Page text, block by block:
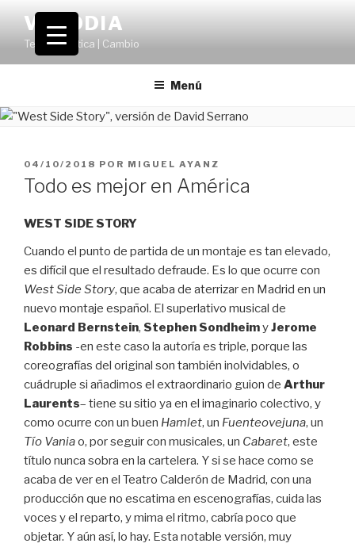
contenido
VOLODIA
Teatro | Crítica | Cambio
Menú
PUBLICADO
EL
04/10/2018 POR MIGUEL AYANZ
Todo es mejor en América
WEST SIDE STORY
Cuando el punto de partida de un montaje es tan elevado,
es difícil que el resultado defraude. Es lo que ocurre con
West Side Story, que acaba de aterrizar en Madrid en un
nuevo montaje español. El superlativo musical de
Leonard Bernstein, Stephen SondheimyJerome
Robbins -en este caso la autoría es triple, porque las
coreografías del original son también inolvidables, o
cuádruple si añadimos el extraordinario guion de Arthur
Laurents– tiene su sitio ya en el imaginario colectivo, y
como ocurre con un buen Hamlet, un Fuenteovejuna, un
Tío Vaniao, por seguir con musicales, un Cabaret, este
título nunca sobra en la cartelera. Y si se hace como se
acaba de ver en el Teatro Calderón de Madrid, con una
producción que no escatima en escenografías, cuida las
voces y el reparto, y mima el ritmo, cabría poco que
objetar. Y aún así, lo hay. Esta notable versión, muy